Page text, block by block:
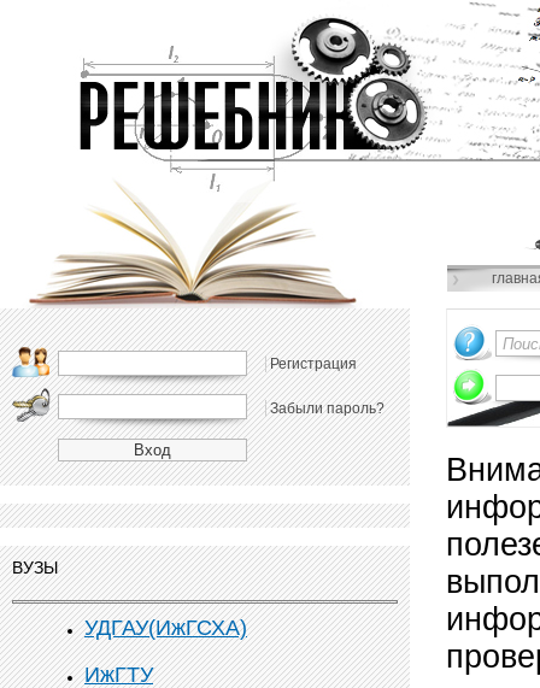
Регистрация
Забыли пароль?
ВУЗЫ
УДГАУ(ИжГСХА)
ИжГТУ